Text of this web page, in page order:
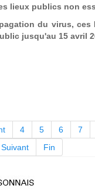
lieux publics non
du virus, ces
jusqu'au 15 avril
4 5 6 7
Suivant Fin